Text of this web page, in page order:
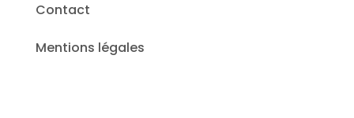
Contact
Mentions légales